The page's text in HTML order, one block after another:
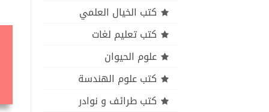
كتب الخيال العلمي
كتب تعليم لغات
علوم الحيوان
كتب علوم الهندسة
كتب طرائف و نوادر